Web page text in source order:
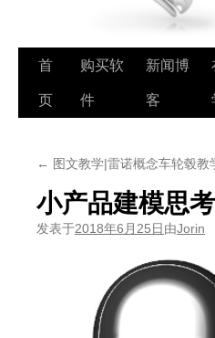
跳
至
首
页
购买软
件
新闻博
客
← 图文教学|雷诺概念车轮毂教
小产品建模思
发表于2018年6月25日由Jorin